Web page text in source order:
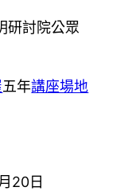
研討院公眾
五年講座場地
20日